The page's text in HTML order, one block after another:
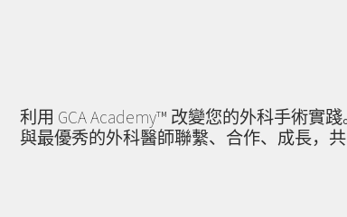
利用 GCA Academy™ 改變您的外科手術實踐
與最優秀的外科醫師聯繫、合作、成長，